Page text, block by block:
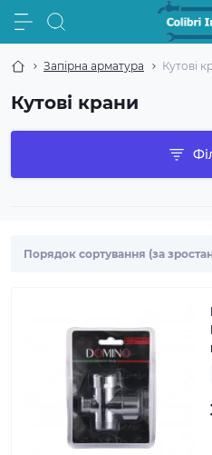
Запірна арматура Кутові
Кутові крани